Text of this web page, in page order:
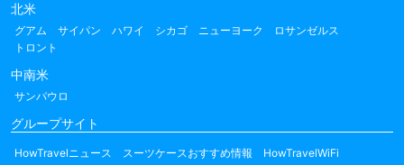
北米
グアム サイパン ハワイ シカゴ ニューヨーク
ロサンゼルス
トロント
中南米
サンパウロ
グループサイト
HowTravelニュース スーツケースおすすめ情報 HowTravelWiFi